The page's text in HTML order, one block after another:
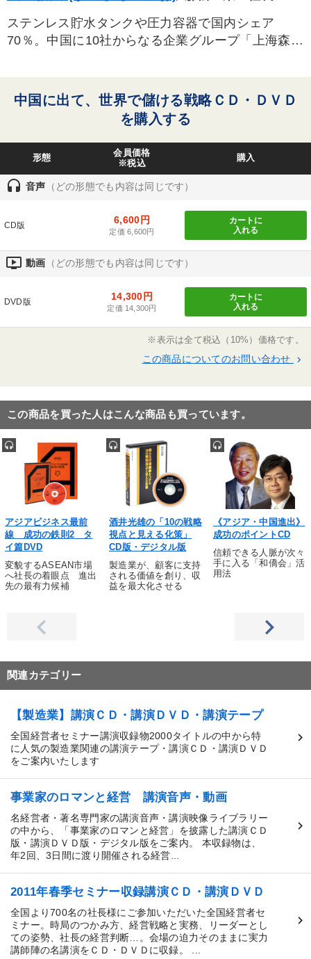
すべての音声・動画（全2077タイトル）からお探しいただけます
コロナ禍対策 インバウンド 政治家 プレゼン
繁盛
労務問題・リスク対策 相続・事業承継 ベンチャー
仕事術・ビジネスハック 一流人
ステンレス貯水タンクや圧力容器で国内シェア
70％。中国に10社からなる企業グループ「上海森
ループ売上４５０億。
中国に出て、世界で儲ける戦略ＣＤ・ＤＶＤ
を購入する
形態
会員価格
※税込
購入
headset 音声 （どの形態でも内容は同じです）
CD版 6,600円
定価 6,600円
カートに
入れる
ondemand_video 動画 （どの形態でも内容は同じです）
DVD版 14,300円
定価 14,300円
カートに
入れる
※表示は全て税込（10%）価格です。
この商品についてのお問い合わせ keyboard_arrow_right
この商品を買った人はこんな商品も買っています。
アジアビジネス最前
線 成功の鉄則2 タ
イ篇DVD
変貌するASEAN市場
へ社長の着眼点 進出
先の最有力候補
酒井光雄の「10の戦略
視点と見える化策」
CD版・デジタル版
製造業が、顧客に支持
される価値を創り、収
益を最大化させる
《アジア・中国進出》
成功のポイントCD
信頼できる人脈が次々
手に入る「和僑会」活
用法
関連カテゴリー
【製造業】講演ＣＤ・講演ＤＶＤ・講演テープ
全国経営者セミナー講演収録物2000タイトルの中から特
に人気の製造業関連の講演テープ・講演ＣＤ・講演ＤＶＤ
をご案内いたします
事業家のロマンと経営 講演音声・動画
名経営者・著名専門家の講演音声・講演映像ライブラリー
の中から、「事業家のロマンと経営」を披露した講演ＣＤ
版・講演ＤＶＤ版・デジタル版をご案内。 本収録物は、
年2回、3日間に渡り開催される経営...
2011年春季セミナー収録講演ＣＤ・講演ＤＶＤ
全国より700名の社長様にご参加いただいた全国経営者セ
ミナー。時局のつかみ方、経営戦略と実務、リーダーとし
ての姿勢、社長の経営判断…。会場の迫力そのままに実力
講師陣の名講演をＣＤ・ＤＶＤに収録。 ...